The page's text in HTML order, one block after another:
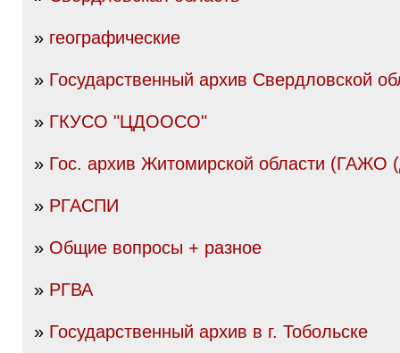
» географические
» Государственный архив Свердловской
» ГКУСО "ЦДООСО"
» Гос. архив Житомирской области
» РГАСПИ
» Общие вопросы + разное
» РГВА
» Государственный архив в г. Тобольске